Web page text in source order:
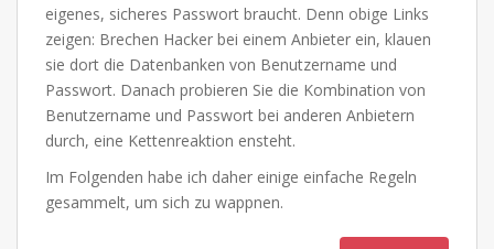
eigenes, sicheres Passwort braucht. Denn obige Links
zeigen: Brechen Hacker bei einem Anbieter ein, klauen
sie dort die Datenbanken von Benutzername und
Passwort. Danach probieren Sie die Kombination von
Benutzername und Passwort bei anderen Anbietern
durch, eine Kettenreaktion ensteht.
Im Folgenden habe ich daher einige einfache Regeln
gesammelt, um sich zu wappnen.